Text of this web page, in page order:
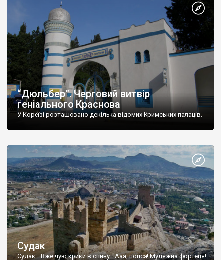
“Дюльбер”. Черговий витвір
геніального Краснова
У Кореїзі розташовано декілька відомих Кримських палаців.
Судак
Судак... Вже чую крики в спину: "Ааа, попса! Муляжна фортеця!